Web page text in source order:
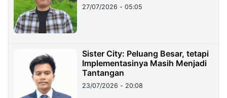
27/07/2026 - 05:05
Sister City: Peluang Besar, tetapi
Implementasinya Masih Menjadi
Tantangan
23/07/2026 - 20:08